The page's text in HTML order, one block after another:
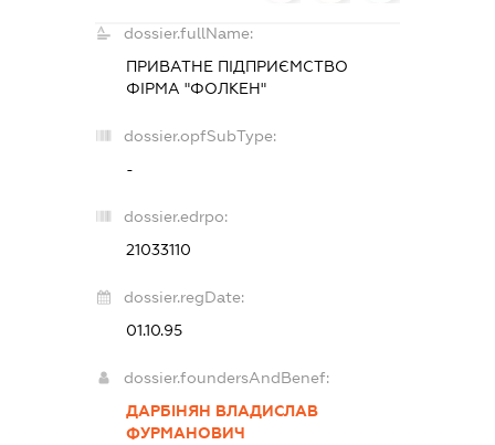
dossier.fullName:
ПРИВАТНЕ ПІДПРИЄМСТВО
ФІРМА "ФОЛКЕН"
dossier.opfSubType:
-
dossier.edrpo:
21033110
dossier.regDate:
01.10.95
dossier.foundersAndBenef:
ДАРБІНЯН ВЛАДИСЛАВ
ФУРМАНОВИЧ